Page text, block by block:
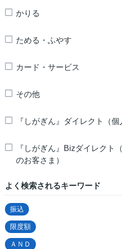
かりる
ためる・ふやす
カード・サービス
その他
『しがぎん』ダイレクト（個
『しがぎん』Bizダイレクト
のお客さま）
よく検索されるキーワード
振込
限度額
ＡＮＤ